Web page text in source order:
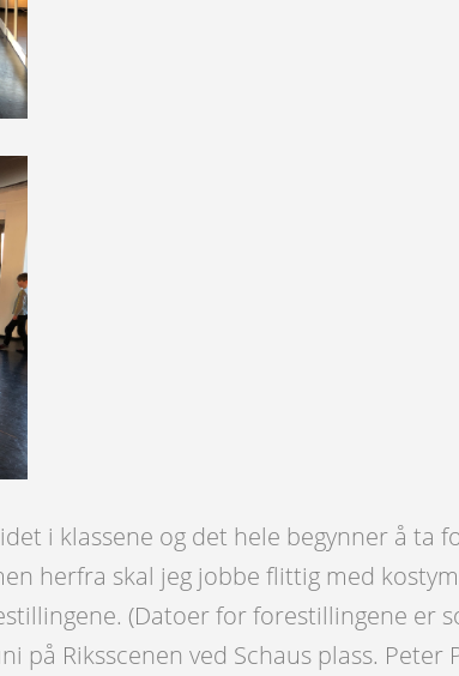
i klassene og det hele begynner å ta
herfra skal jeg jobbe flittig med
(Datoer for forestillingene er
på Riksscenen ved Schaus plass. Peter